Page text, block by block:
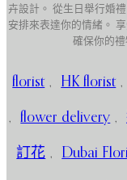
卉設計。 從生日舉行婚
安排來表達你的情緒。
確保你的禮
florist , HK florist ,
, flower delivery ,
訂花 , Dubai